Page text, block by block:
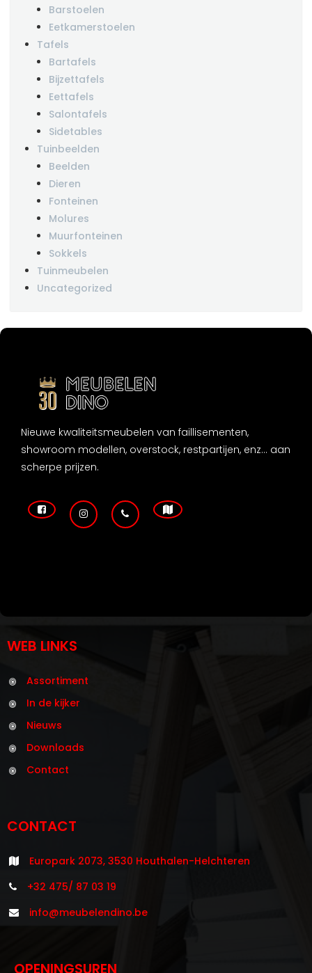
Barstoelen
Eetkamerstoelen
Tafels
Bartafels
Bijzettafels
Eettafels
Salontafels
Sidetables
Tuinbeelden
Beelden
Dieren
Fonteinen
Molures
Muurfonteinen
Sokkels
Tuinmeubelen
Uncategorized
Nieuwe kwaliteitsmeubelen van faillisementen,
showroom modellen, overstock, restpartijen, enz... aan
scherpe prijzen.
WEB LINKS
Assortiment
In de kijker
Nieuws
Downloads
Contact
CONTACT
Europark 2073, 3530 Houthalen-Helchteren
+32 475/ 87 03 19
info@meubelendino.be
OPENINGSUREN